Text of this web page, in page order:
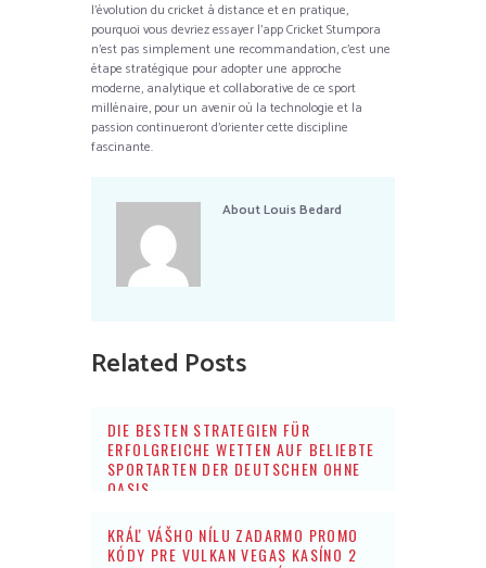
l’évolution du cricket à distance et en pratique,
pourquoi vous devriez essayer l’app Cricket Stumpora
n’est pas simplement une recommandation, c’est une
étape stratégique pour adopter une approche
moderne, analytique et collaborative de ce sport
millénaire, pour un avenir où la technologie et la
passion continueront d’orienter cette discipline
fascinante.
AboutLouis Bedard
Related Posts
DIE BESTEN STRATEGIEN FÜR
ERFOLGREICHE WETTEN AUF BELIEBTE
SPORTARTEN DER DEUTSCHEN OHNE
OASIS
KRÁĽ VÁŠHO NÍLU ZADARMO PROMO
KÓDY PRE VULKAN VEGAS KASÍNO 2